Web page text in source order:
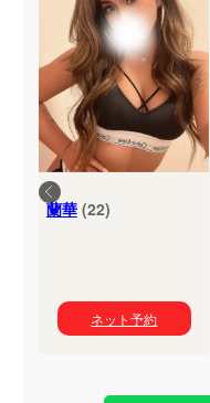
蘭華(22)
ネット予約